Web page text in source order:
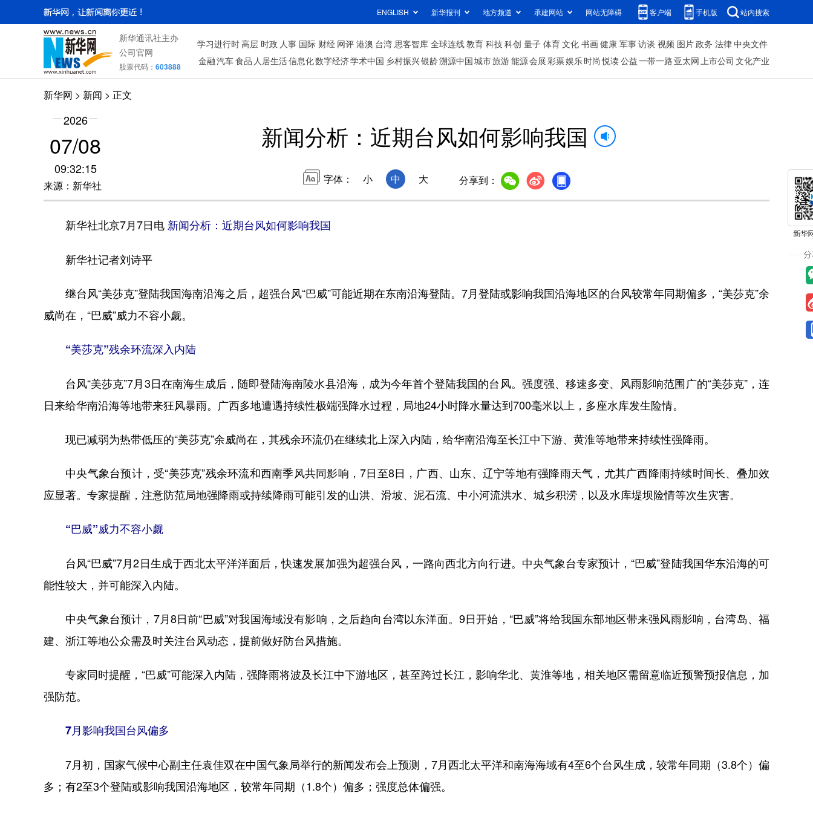
ENGLISH 新华报刊 地方频道 承建网站 网站无障碍 客户端 手机版 站内搜索
新华通讯社主办
公司官网
股票代码： 603888
学习进行时高层 时政 人事 国际 财经 网评 港澳 台湾 思客智库 全球连线教育 科技科创 量子 体育文化 书画健康 军事访谈 视频 图片政务 法律中央文件
金融汽车食品 人居生活信息化数字经济学术中国 乡村振兴银龄溯源中国城市旅游能源会展彩票娱乐时尚 悦读公益一带一路 亚太网上市公司 文化产业
新华网 > 新闻 > 正文
2026
07/08
09:32:15
来源：新华社
新闻分析：近期台风如何影响我国
字体： 小 中 大 分享到：
新华社北京7月7日电 新闻分析：近期台风如何影响我国
新华社记者刘诗平
继台风“美莎克”登陆我国海南沿海之后，超强台风“巴威”可能近期在东南沿海登陆。7月登陆或影响我国沿海地区的台风较常年同期偏多，“美莎克”余
威尚在，“巴威”威力不容小觑。
“美莎克”残余环流深入内陆
台风“美莎克”7月3日在南海生成后，随即登陆海南陵水县沿海，成为今年首个登陆我国的台风。强度强、移速多变、风雨影响范围广的“美莎克”，连
日来给华南沿海等地带来狂风暴雨。广西多地遭遇持续性极端强降水过程，局地24小时降水量达到700毫米以上，多座水库发生险情。
现已减弱为热带低压的“美莎克”余威尚在，其残余环流仍在继续北上深入内陆，给华南沿海至长江中下游、黄淮等地带来持续性强降雨。
中央气象台预计，受“美莎克”残余环流和西南季风共同影响，7日至8日，广西、山东、辽宁等地有强降雨天气，尤其广西降雨持续时间长、叠加效
应显著。专家提醒，注意防范局地强降雨或持续降雨可能引发的山洪、滑坡、泥石流、中小河流洪水、城乡积涝，以及水库堤坝险情等次生灾害。
“巴威”威力不容小觑
台风“巴威”7月2日生成于西北太平洋洋面后，快速发展加强为超强台风，一路向西北方向行进。中央气象台专家预计，“巴威”登陆我国华东沿海的可
能性较大，并可能深入内陆。
中央气象台预计，7月8日前“巴威”对我国海域没有影响，之后趋向台湾以东洋面。9日开始，“巴威”将给我国东部地区带来强风雨影响，台湾岛、福
建、浙江等地公众需及时关注台风动态，提前做好防台风措施。
专家同时提醒，“巴威”可能深入内陆，强降雨将波及长江中下游地区，甚至跨过长江，影响华北、黄淮等地，相关地区需留意临近预警预报信息，加
强防范。
7月影响我国台风偏多
7月初，国家气候中心副主任袁佳双在中国气象局举行的新闻发布会上预测，7月西北太平洋和南海海域有4至6个台风生成，较常年同期（3.8个）偏
多；有2至3个登陆或影响我国沿海地区，较常年同期（1.8个）偏多；强度总体偏强。